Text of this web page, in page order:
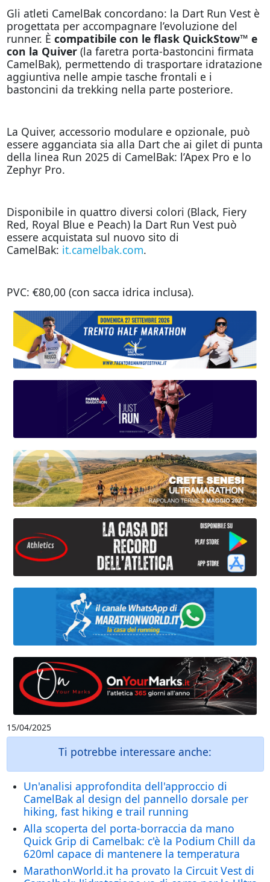
Gli atleti CamelBak concordano: la Dart Run Vest è
progettata per accompagnare l’evoluzione del
runner. È compatibile con le flask QuickStow™ e
con la Quiver(la faretra porta-bastoncini firmata
CamelBak), permettendo di trasportare idratazione
aggiuntiva nelle ampie tasche frontali e i
bastoncini da trekking nella parte posteriore.
La Quiver, accessorio modulare e opzionale, può
essere agganciata sia alla Dart che ai gilet di punta
della linea Run 2025 di CamelBak: l’Apex Pro e lo
Zephyr Pro.
Disponibile in quattro diversi colori (Black, Fiery
Red, Royal Blue e Peach) la Dart Run Vest può
essere acquistata sul nuovo sito di
CamelBak: it.camelbak.com.
PVC: €80,00 (con sacca idrica inclusa).
15/04/2025
Ti potrebbe interessare anche:
Un'analisi approfondita dell'approccio di
CamelBak al design del pannello dorsale per
hiking, fast hiking e trail running
Alla scoperta del porta-borraccia da mano
Quick Grip di Camelbak: c'è la Podium Chill da
620ml capace di mantenere la temperatura
MarathonWorld.it ha provato la Circuit Vest di